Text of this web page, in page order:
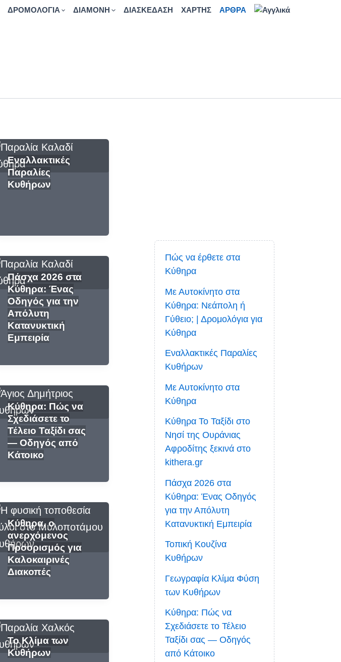
ΔΡΟΜΟΛΟΓΙΑ ΔΙΑΜΟΝΗ ΔΙΑΣΚΕΔΑΣΗ ΧΑΡΤΗΣ ΑΡΘΡΑ
Εναλλακτικές
Παραλίες
Κυθήρων
Πάσχα 2026 στα
Κύθηρα: Ένας
Οδηγός για την
Απόλυτη
Κατανυκτική
Εμπειρία
Κύθηρα: Πώς να
Σχεδιάσετε το
Τέλειο Ταξίδι σας
— Οδηγός από
Κάτοικο
Κύθηρα, ο
ανερχόμενος
Προορισμός για
Καλοκαιρινές
Διακοπές
Το Κλίμα των
Κυθήρων
Πώς να έρθετε στα
Κύθηρα
Με Αυτοκίνητο στα
Κύθηρα: Νεάπολη ή
Γύθειο; | Δρομολόγια για
Κύθηρα
Εναλλακτικές Παραλίες
Κυθήρων
Με Αυτοκίνητο στα
Κύθηρα
Κύθηρα Το Ταξίδι στο
Νησί της Ουράνιας
Αφροδίτης ξεκινά στο
kithera.gr
Πάσχα 2026 στα
Κύθηρα: Ένας Οδηγός
για την Απόλυτη
Κατανυκτική Εμπειρία
Τοπική Κουζίνα
Κυθήρων
Γεωγραφία Κλίμα Φύση
των Κυθήρων
Κύθηρα: Πώς να
Σχεδιάσετε το Τέλειο
Ταξίδι σας — Οδηγός
από Κάτοικο